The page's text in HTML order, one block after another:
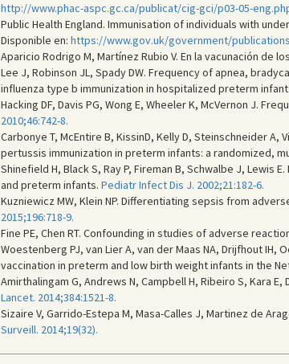
http://www.phac-aspc.gc.ca/publicat/cig-gci/p03-05-
Public Health England. Immunisation of individuals with
Disponible en: https://www.gov.uk/government/
Aparicio Rodrigo M, Martínez Rubio V. En la vacunación
Lee J, Robinson JL, Spady DW. Frequency of apnea,
influenza type b immunization in hospitalized preterm
Hacking DF, Davis PG, Wong E, Wheeler K, McVernon J.
2010;46:742-8.
Carbonye T, McEntire B, KissinD, Kelly D, Steinschneider
pertussis immunization in preterm infants: a randomized,
Shinefield H, Black S, Ray P, Fireman B, Schwalbe J,
and preterm infants. Pediatr Infect Dis J. 2002;21:182-6.
Kuzniewicz MW, Klein NP. Differentiating sepsis from
2015;196:718-9.
Fine PE, Chen RT. Confounding in studies of adverse
Woestenberg PJ, van Lier A, van der Maas NA, Drijfhout
vaccination in preterm and low birth weight infants in the
Amirthalingam G, Andrews N, Campbell H, Ribeiro S, Kara
Lancet. 2014;384:1521-8.
Sizaire V, Garrido-Estepa M, Masa-Calles J, Martinez de
Surveill. 2014;19(32).